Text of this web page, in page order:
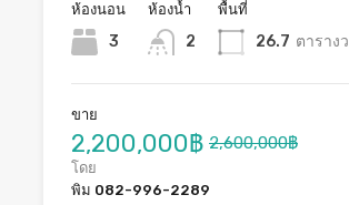
ห้องนอน
3
ห้องน้ำ
2
พื้นที่
26.7 ตาราง
ขาย
2,200,000฿ 2,600,000฿
โดย
พิม 082-996-2289